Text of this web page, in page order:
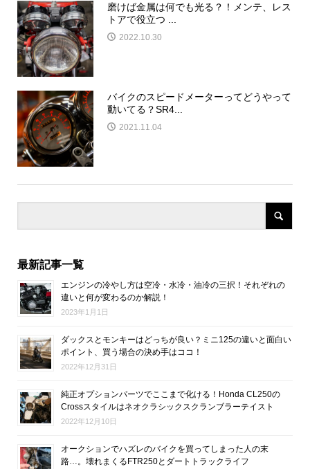
磨けば金属は何でも光る？！メンテ、レス
トアで役立つ ...
2022.10.30
バイクのスピードメーターってどうやって
動いてる？SR4...
2021.11.04
最新記事一覧
エンジンの冷やし方は空冷・水冷・油冷の三択！それぞれの
違いと何が変わるのか解説！
2023年1月1日
ダックスとモンキーはどっちが良い？ミニ125の違いと面白い
ポイント、買う場合の決め手はココ！
2022年12月31日
純正オプションパーツでここまで化ける！Honda CL250の
Crossスタイルはネオクラシックスクランブラーテイスト
2022年12月10日
オークションでハズレのバイクを買ってしまった人の末
路…。壊れまくるFTR250とダートトラックライフ